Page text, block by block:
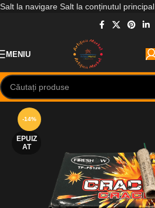
Salt la navigare Salt la conținutul principal
MENIU
-14%
EPUIZ
AT